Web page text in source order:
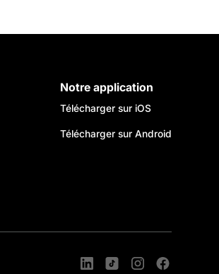
Notre application
Télécharger sur iOS
Télécharger sur Android